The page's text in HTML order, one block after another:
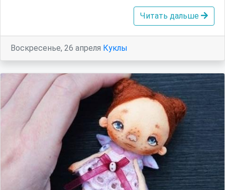
Читать дальше
Воскресенье, 26 апреля Куклы